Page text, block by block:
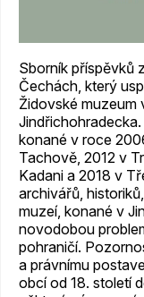
Sborník příspěvků
Čechách, který
Židovské muzeum
konané v roce
Tachově, 2012 v
Kadani a 2018 v
archivářů,
muzeí, konané v
novodobou
pohraničí.
a právnímu
obcí od 18. století